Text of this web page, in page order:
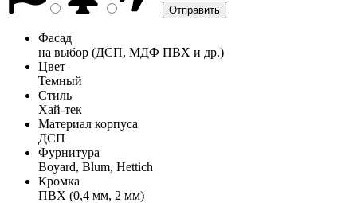
Фасад
на выбор (ДСП, МДФ ПВХ и др.)
Цвет
Темный
Стиль
Хай-тек
Материал корпуса
ДСП
Фурнитура
Boyard, Blum, Hettich
Кромка
ПВХ (0,4 мм, 2 мм)